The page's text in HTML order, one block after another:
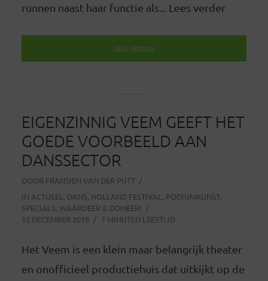
runnen naast haar functie als... Lees verder
LEES VERDER
EIGENZINNIG VEEM GEEFT HET
GOEDE VOORBEELD AAN
DANSSECTOR
DOOR FRANSIEN VAN DER PUTT
IN ACTUEEL , DANS, HOLLAND FESTIVAL , PODIUMKUNST,
SPECIALS, WAARDEER & DONEER!
15 DECEMBER 2016
7 MINUTEN LEESTIJD
Het Veem is een klein maar belangrijk theater
en onofficieel productiehuis dat uitkijkt op de